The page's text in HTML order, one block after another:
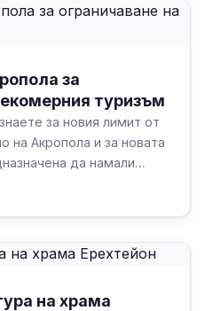
за
туризъм
за новия лимит от
на Акропола и за новата
да намали
на храма